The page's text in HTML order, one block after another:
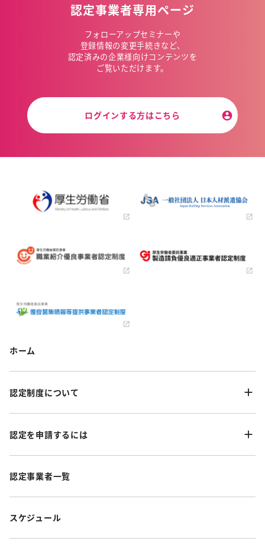
認定事業者専用ページ
フォローアップセミナーや
登録情報の変更手続きなど、
認定済みの企業様向けコンテンツを
ご覧いただけます。
ログインする方はこちら
ホーム
認定制度について
認定を申請するには
認定事業者一覧
スケジュール